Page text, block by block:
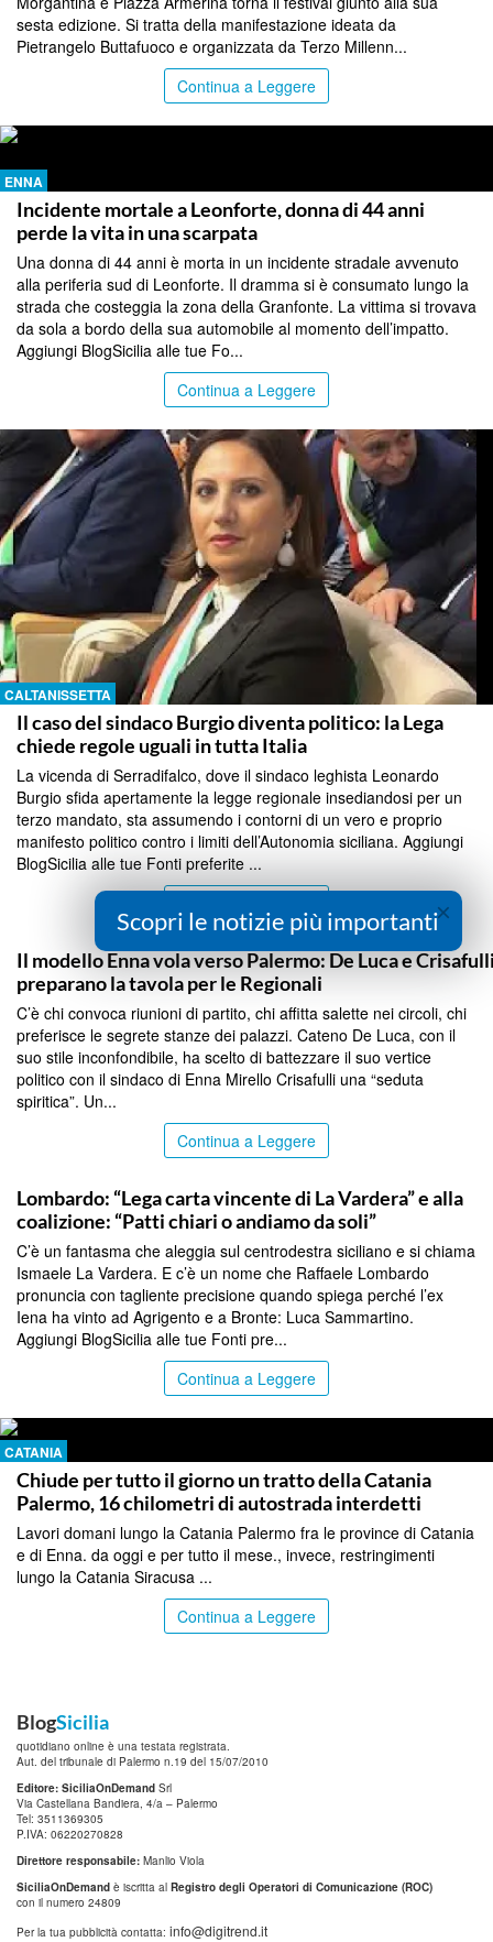
sesta edizione. Si tratta della manifestazione ideata da
Pietrangelo Buttafuoco e organizzata da Terzo Millenn...
Continua a Leggere
ENNA
Incidente mortale a Leonforte, donna di 44 anni
perde la vita in una scarpata
Una donna di 44 anni è morta in un incidente stradale avvenuto
alla periferia sud di Leonforte. Il dramma si è consumato lungo la
strada che costeggia la zona della Granfonte. La vittima si trovava
da sola a bordo della sua automobile al momento dell’impatto.
Aggiungi BlogSicilia alle tue Fo...
Continua a Leggere
CALTANISSETTA
Il caso del sindaco Burgio diventa politico: la Lega
chiede regole uguali in tutta Italia
La vicenda di Serradifalco, dove il sindaco leghista Leonardo
Burgio sfida apertamente la legge regionale insediandosi per un
terzo mandato, sta assumendo i contorni di un vero e proprio
manifesto politico contro i limiti dell’Autonomia siciliana. Aggiungi
BlogSicilia alle tue Fonti preferite ...
Il modello Enna vola verso Palermo: De Luca e
preparano la tavola per le Regionali
C’è chi convoca riunioni di partito, chi affitta salette nei circoli, chi
preferisce le segrete stanze dei palazzi. Cateno De Luca, con il
suo stile inconfondibile, ha scelto di battezzare il suo vertice
politico con il sindaco di Enna Mirello Crisafulli una “seduta
spiritica”. Un...
Continua a Leggere
Lombardo: “Lega carta vincente di La Vardera” e alla
coalizione: “Patti chiari o andiamo da soli”
C’è un fantasma che aleggia sul centrodestra siciliano e si chiama
Ismaele La Vardera. E c’è un nome che Raffaele Lombardo
pronuncia con tagliente precisione quando spiega perché l’ex
Iena ha vinto ad Agrigento e a Bronte: Luca Sammartino.
Aggiungi BlogSicilia alle tue Fonti pre...
Continua a Leggere
CATANIA
Chiude per tutto il giorno un tratto della Catania
Palermo, 16 chilometri di autostrada interdetti
Lavori domani lungo la Catania Palermo fra le province di Catania
e di Enna. da oggi e per tutto il mese., invece, restringimenti
lungo la Catania Siracusa ...
Continua a Leggere
BlogSicilia
quotidiano online è una testata registrata.
Aut. del tribunale di Palermo n.19 del 15/07/2010
Editore: SiciliaOnDemand Srl
Via Castellana Bandiera, 4/a – Palermo
Tel: 3511369305
P.IVA: 06220270828
Direttore responsabile: Manlio Viola
SiciliaOnDemand è iscritta al Registro degli Operatori di Comunicazione (ROC)
con il numero 24809
Per la tua pubblicità contatta: info@digitrend.it
×
Scopri le notizie più importanti